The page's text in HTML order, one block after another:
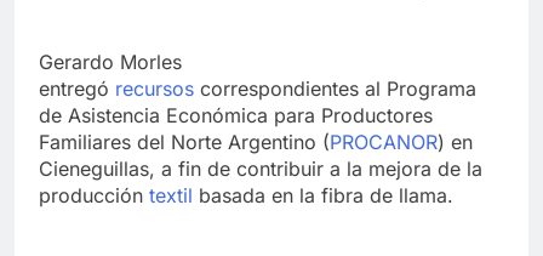
Gerardo Morles
entregó recursos correspondientes al Programa
de Asistencia Económica para Productores
Familiares del Norte Argentino (PROCANOR) en
Cieneguillas, a fin de contribuir a la mejora de la
producción textil basada en la fibra de llama.